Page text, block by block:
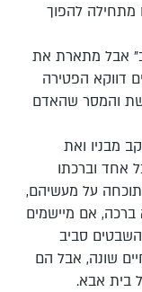
להפוך
אבל מתארת את
דווקא הפטירה
והמסר שהאדם
מבניו ואת
אחד וברכתו
על מעשיהם,
ברכה, אם מיישמים
כל אחד מ-12 השבטים סביב
שונה, אבל הם
בית אבא.